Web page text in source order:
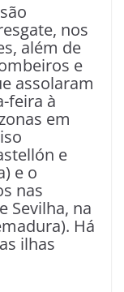
nos
além de
e
assolaram
feira à
em
e
e o
nas
Sevilha, na
Há
ilhas